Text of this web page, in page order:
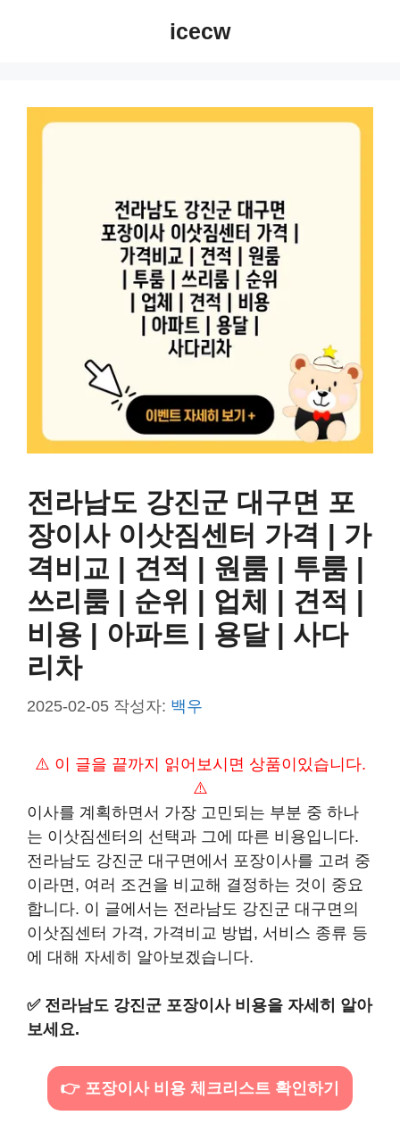
icecw
전라남도 강진군 대구면 포
장이사 이삿짐센터 가격 | 가
격비교 | 견적 | 원룸 | 투룸 |
쓰리룸 | 순위 | 업체 | 견적 |
비용 | 아파트 | 용달 | 사다
리차
2025-02-05 작성자: 백우
⚠️ 이 글을 끝까지 읽어보시면 상품이있습니다.
⚠️
이사를 계획하면서 가장 고민되는 부분 중 하나
는 이삿짐센터의 선택과 그에 따른 비용입니다.
전라남도 강진군 대구면에서 포장이사를 고려 중
이라면, 여러 조건을 비교해 결정하는 것이 중요
합니다. 이 글에서는 전라남도 강진군 대구면의
이삿짐센터 가격, 가격비교 방법, 서비스 종류 등
에 대해 자세히 알아보겠습니다.
✅ 전라남도 강진군 포장이사 비용을 자세히 알아
보세요.
👉 포장이사 비용 체크리스트 확인하기